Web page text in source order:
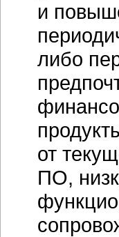
и
либо
от
ПО,